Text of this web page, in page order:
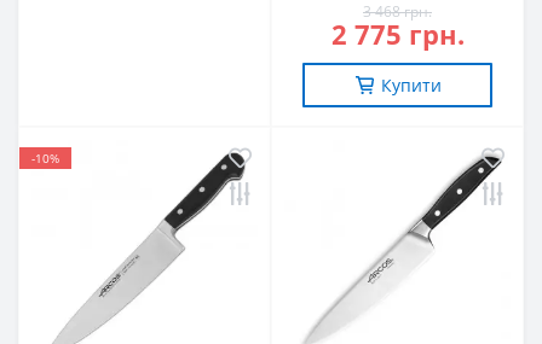
3 468 грн.
2 775 грн.
Купити
-10%